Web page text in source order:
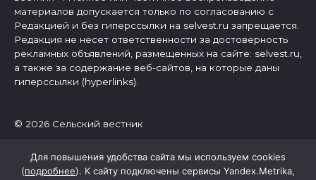
материалов допускается только по согласованию с
Редакцией и без гиперссылки на selvest.ru запрещается.
Редакция не несет ответственности за достоверность
рекламных объявлений, размещенных на сайте: selvest.ru,
а также за содержание веб-сайтов, на которые даны
гиперссылки (hyperlinks).
© 2026 Сельский вестник
Для повышения удобства сайта мы используем cookies
(подробнее). К сайту подключены сервисы Yandex.Metrika,